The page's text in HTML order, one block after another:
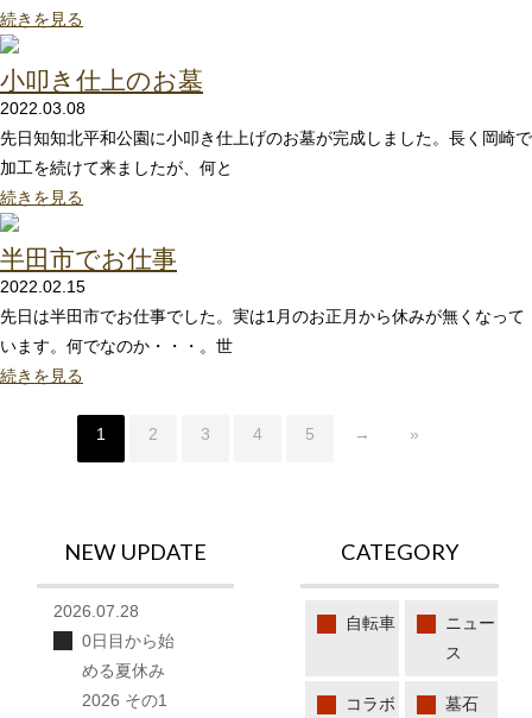
続きを見る
小叩き仕上のお墓
2022.03.08
先日知知北平和公園に小叩き仕上げのお墓が完成しました。長く岡崎で
加工を続けて来ましたが、何と
続きを見る
半田市でお仕事
2022.02.15
先日は半田市でお仕事でした。実は1月のお正月から休みが無くなって
います。何でなのか・・・。世
続きを見る
1 2 3 4 5 → »
CATEGORY
自転車
ニュー
ス
コラボ
墓石
NEW UPDATE
2026.07.28
0日目から始
める夏休み
2026 その1